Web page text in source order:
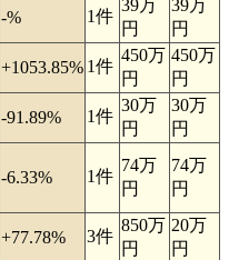
-% 1件
39万
円
39万
円
+1053.85% 1件
450万
円
450万
円
-91.89% 1件
30万
円
30万
円
-6.33% 1件
74万
円
74万
円
+77.78% 3件
850万
円
20万
円